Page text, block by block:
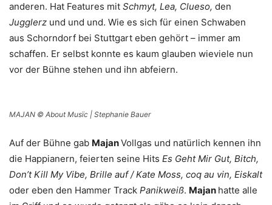
anderen. Hat Features mit Schmyt, Lea, Clueso, den
Jugglerz und und und. Wie es sich für einen Schwaben
aus Schorndorf bei Stuttgart eben gehört – immer am
schaffen. Er selbst konnte es kaum glauben wieviele nun
vor der Bühne stehen und ihn abfeiern.
MAJAN © About Musïc | Stephanie Bauer
Auf der Bühne gab MajanVollgas und natürlich kennen ihn
die Happianern, feierten seine Hits Es Geht Mir Gut, Bitch,
Don’t Kill My Vibe, Brille auf / Kate Moss, coq au vin, Eiskalt
oder eben den Hammer Track Panikweiß. Majan hatte alle